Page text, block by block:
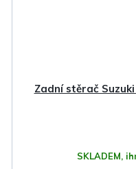
Zadní stěrač
SKLADEM,